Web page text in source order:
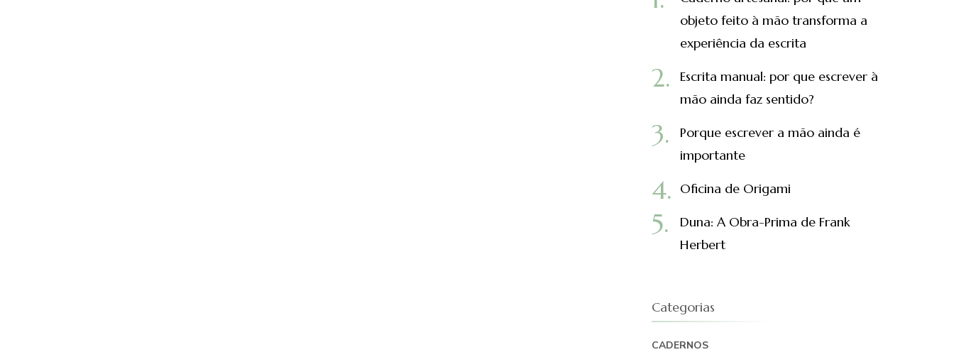
objeto feito à mão transforma a
experiência da escrita
Escrita manual: por que escrever à
mão ainda faz sentido?
Porque escrever a mão ainda é
importante
Oficina de Origami
Duna: A Obra-Prima de Frank
Herbert
Categorias
CADERNOS